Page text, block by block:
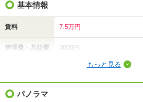
基本情報
賃料 7.5万円
管理費・共益費 3000円
礼金（敷引・償
却金）
もっと見る
パノラマ